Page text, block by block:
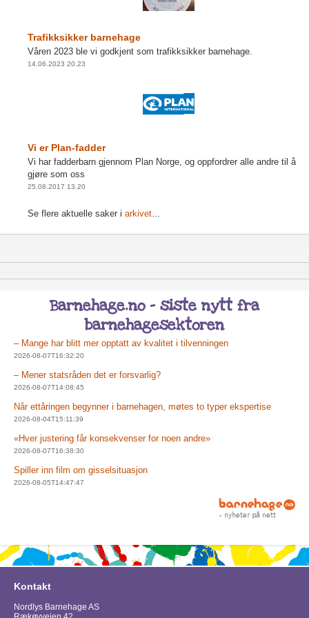
Trafikksikker barnehage
Våren 2023 ble vi godkjent som trafikksikker barnehage.
14.06.2023 20.23
Vi er Plan-fadder
Vi har fadderbarn gjennom Plan Norge, og oppfordrer alle andre til å
gjøre som oss
25.08.2017 13.20
Se flere aktuelle saker iarkivet
Barnehage.no - siste nytt fra
barnehagesektoren
– Mange har blitt mer opptatt av kvalitet i tilvenningen
2026-08-07T16:32:20
– Mener statsråden det er forsvarlig?
2026-08-07T14:08:45
Når ettåringen begynner i barnehagen, møtes to typer ekspertise
2026-08-04T15:11:39
«Hver justering får konsekvenser for noen andre»
2026-08-07T16:38:30
Spiller inn film om gisselsituasjon
2026-08-05T14:47:47
Kontakt
Nordlys Barnehage AS